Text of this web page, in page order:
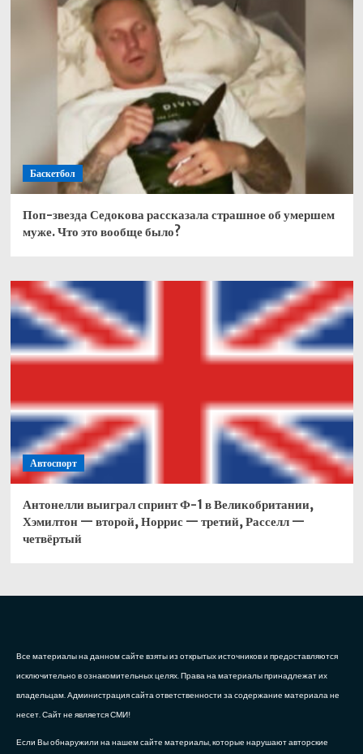
Баскетбол
Поп-звезда Седокова рассказала страшное об умершем
муже. Что это вообще было?
Автоспорт
Антонелли выиграл спринт Ф-1 в Великобритании,
Хэмилтон — второй, Норрис — третий, Расселл —
четвёртый
Все материалы на данном сайте взяты из открытых источников и предоставляются
исключительно в ознакомительных целях. Права на материалы принадлежат их
владельцам. Администрация сайта ответственности за содержание материала не
несет. Сайт не является СМИ!
Если Вы обнаружили на нашем сайте материалы, которые нарушают авторские